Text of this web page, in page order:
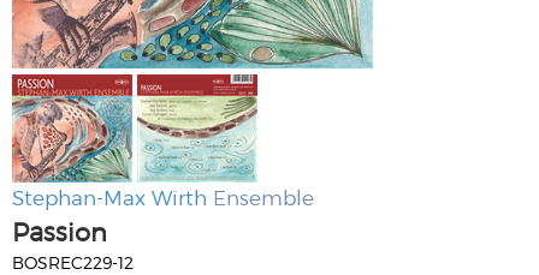
Stephan-Max Wirth Ensemble
Passion
BOSREC229-12